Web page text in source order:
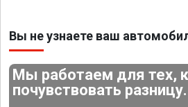
Вы не узнаете ваш
Мы работаем для тех,
почувствовать разницу.